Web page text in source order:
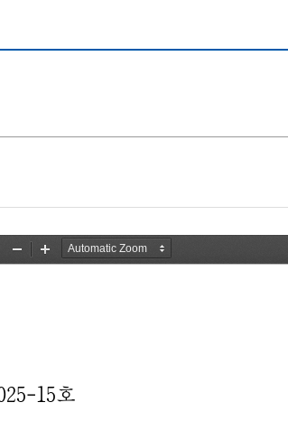
대학자체평가
충효관